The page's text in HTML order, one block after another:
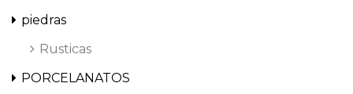
piedras
Rusticas
PORCELANATOS